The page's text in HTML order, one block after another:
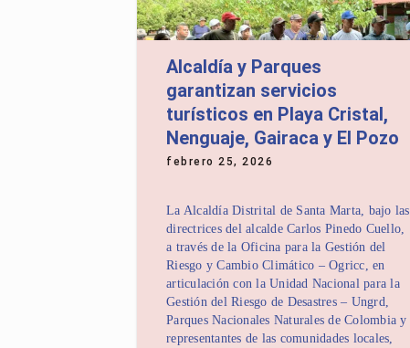
Alcaldía y Parques
garantizan servicios
turísticos en Playa Cristal,
Nenguaje, Gairaca y El Pozo
febrero 25, 2026
La Alcaldía Distrital de Santa Marta, bajo las
directrices del alcalde Carlos Pinedo Cuello,
a través de la Oficina para la Gestión del
Riesgo y Cambio Climático – Ogricc, en
articulación con la Unidad Nacional para la
Gestión del Riesgo de Desastres – Ungrd,
Parques Nacionales Naturales de Colombia y
representantes de las comunidades locales,